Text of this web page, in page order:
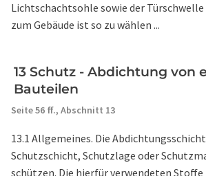
Lichtschachtsohle sowie der
zum Gebäude ist so zu wählen ...
13 Schutz - Abdichtung von
Bauteilen
Seite 56 ff., Abschnitt 13
13.1 Allgemeines. Die
Schutzschicht, Schutzlage oder
schützen. Die hierfür verwendeten